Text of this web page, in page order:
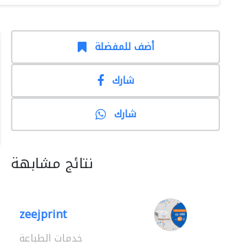
أضف للمفضلة
شارك
شارك
نتائج مشابهة
zeejprint
خدمات الطباعة